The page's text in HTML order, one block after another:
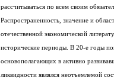
рассчитываться по всем своим
Распространенность, значение и
отечественной экономической
исторические периоды. В 20-е годы
основополагающих в активно
ликвидности являлся неотъемлемой